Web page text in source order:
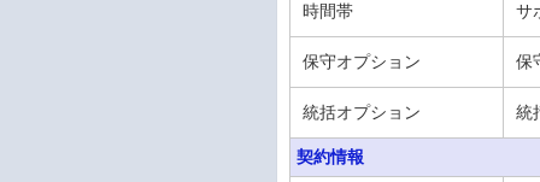
時間帯 サ
保守オプション 保
統括オプション 統
契約情報